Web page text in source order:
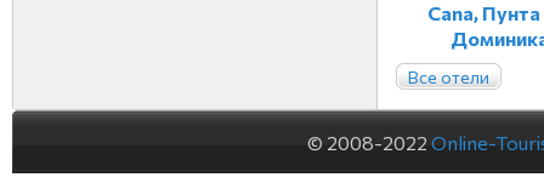
Cana,
Все отели
© 2008-2022 Online-